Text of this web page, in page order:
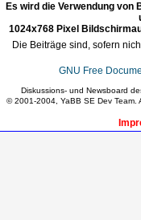
Es wird die Verwendung
1024x768 Pixel
Die Beiträge sind, sofern
GNU Free
Diskussions- und Newsboard
© 2001-2004, YaBB SE Dev Team.